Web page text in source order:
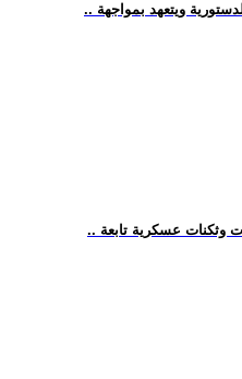
ويتعهد بمواجهة
وثكنات عسكرية تابعة